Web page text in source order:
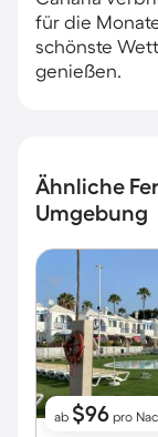
für die
schönste
genießen.
Ähnliche
Umgebung
ab $96 pro